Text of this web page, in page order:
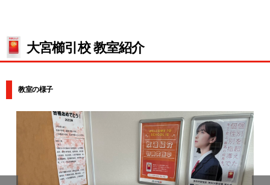
大宮櫛引校 教室紹介
教室の様子